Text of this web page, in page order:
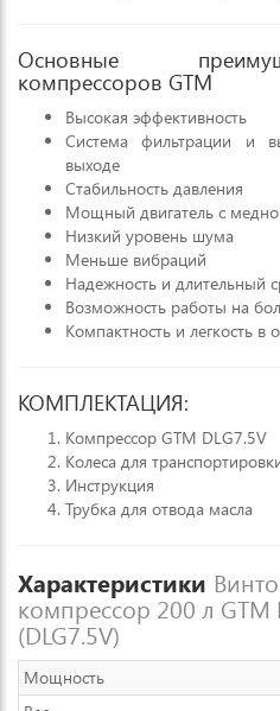
Основные
компрессоров GTM
Высокая эффективность
Система фильтрации и
выходе
Стабильность давления
Мощный двигатель с
Низкий уровень шума
Меньше вибраций
Надежность и длительный
Возможность работы на
Компактность и легкость в
КОМПЛЕКТАЦИЯ:
Компрессор GTM DLG7.5V
Колеса для
Инструкция
Трубка для отвода масла
Характеристики
компрессор 200 л GTM
(DLG7.5V)
Мощность